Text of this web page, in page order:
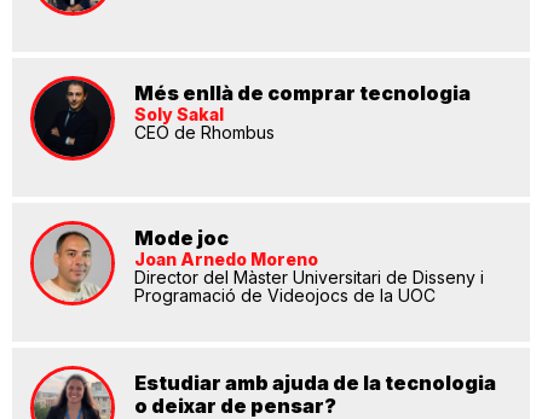
Més enllà de comprar tecnologia
Soly Sakal
CEO de Rhombus
Mode joc
Joan Arnedo Moreno
Director del Màster Universitari de Disseny i
Programació de Videojocs de la UOC
Estudiar amb ajuda de la tecnologia
o deixar de pensar?